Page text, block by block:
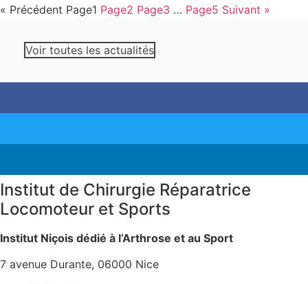
« Précédent Page1 Page2 Page3 … Page5 Suivant »
Voir toutes les actualités
Institut de Chirurgie Réparatrice
Locomoteur et Sports
Institut Niçois dédié à l’Arthrose et au Sport
7 avenue Durante, 06000 Nice